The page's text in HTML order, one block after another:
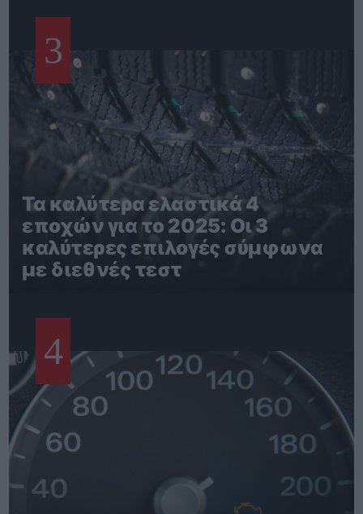
3
Τα καλύτερα ελαστικά 4
εποχών για το 2025: Οι 3
καλύτερες επιλογές σύμφωνα
με διεθνές τεστ
4